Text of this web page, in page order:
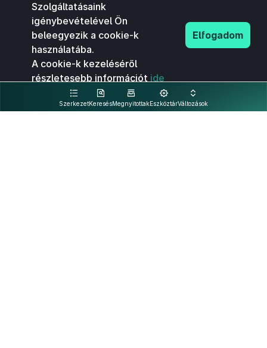
SzerkezetKeresésMegnyitottakEszköztárVáltozások
Szolgáltatásaink
igénybevételével Ön
beleegyezik a cookie-k
használatába.
A cookie-k kezeléséről
részletesebb információt ide
kattintva olvashat.
Elfogadom